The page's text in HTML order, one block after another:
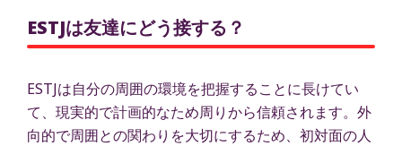
ESTJは友達にどう接する？
ESTJは自分の周囲の環境を把握することに長けてい
て、現実的で計画的なため周りから信頼されます。外
向的で周囲との関わりを大切にするため、初対面の人